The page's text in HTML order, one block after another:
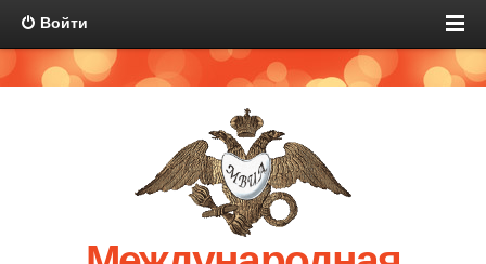
Войти